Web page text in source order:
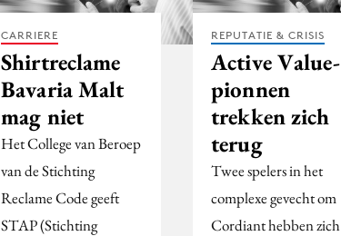
CARRIERE
Shirtreclame
Bavaria Malt
mag niet
Het College van Beroep
van de Stichting
Reclame Code geeft
STAP (Stichting
REPUTATIE & CRISIS
Active Value-
pionnen
trekken zich
terug
Twee spelers in het
complexe gevecht om
Cordiant hebben zich